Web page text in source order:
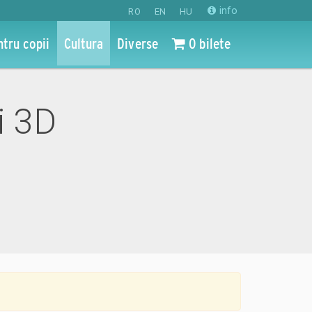
RO EN HU info
copii Cultura Diverse 0 bilete
3D